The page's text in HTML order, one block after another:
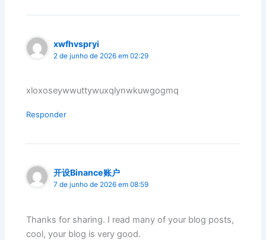
xwfhvspryi
2 de junho de 2026 em 02:29
xloxoseywwuttywuxqlynwkuwgogmq
Responder
开设Binance账户
7 de junho de 2026 em 08:59
Thanks for sharing. I read many of your blog posts,
cool, your blog is very good.